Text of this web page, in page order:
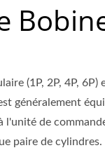
(1P, 2P, 4P,
généralement
l'unité de
paire de cylindres.